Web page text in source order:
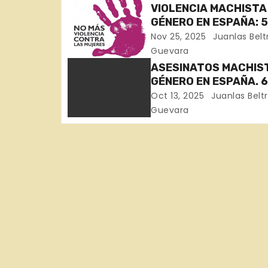
g
a
ó
VIOLENCIA
GÉNERO EN ESPAÑA: 5
MUJERES
SEMANAS DE
Huelva, Zaragoza,
Barcelona, Madrid y
Nov 25, 2025
Juanlas
Guevara
ASESINATOS
GÉNERO EN ESPAÑA. 6
MUJERES
SEPTIEMBRE (Sevilla,
Murcia, Sevilla,
Oct 13, 2025
Juanlas
Guevara